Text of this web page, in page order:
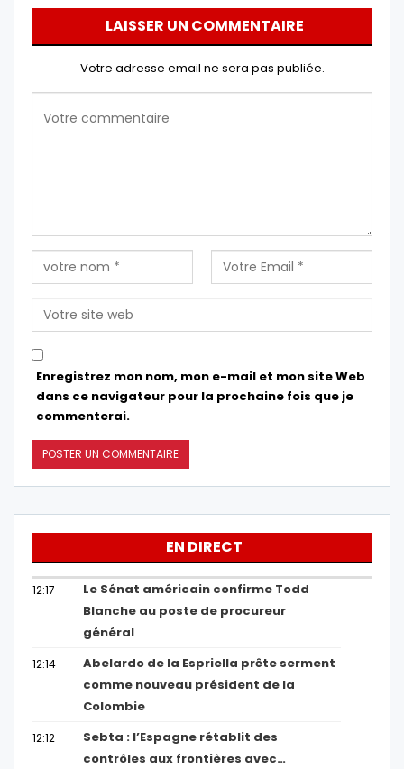
LAISSER UN COMMENTAIRE
Votre adresse email ne sera pas publiée.
Enregistrez mon nom, mon e-mail et mon site Web
dans ce navigateur pour la prochaine fois que je
commenterai.
EN DIRECT
12:17
Le Sénat américain confirme Todd
Blanche au poste de procureur
général
12:14
Abelardo de la Espriella prête serment
comme nouveau président de la
Colombie
12:12
Sebta : l’Espagne rétablit des
contrôles aux frontières avec…